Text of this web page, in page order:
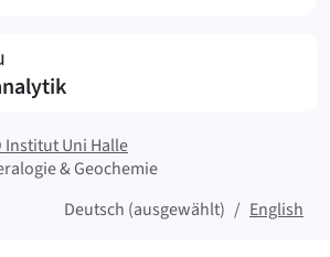
Institut Uni Halle
& Geochemie
Deutsch (ausgewählt)
English